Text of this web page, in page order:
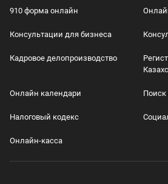
910 форма онлайн
Консультации для бизнеса
Кадровое делопроизводство
Онлайн календари
Налоговый кодекс
Онлайн-касса